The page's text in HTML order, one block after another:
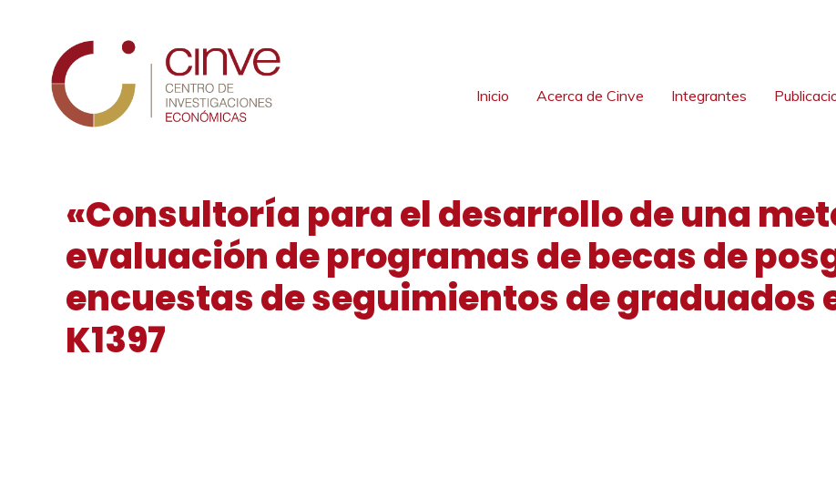
Inicio Acerca de Cinve Integrantes
«Consultoría para el desarrollo de una
evaluación de programas de becas de
encuestas de seguimientos de graduados
K1397